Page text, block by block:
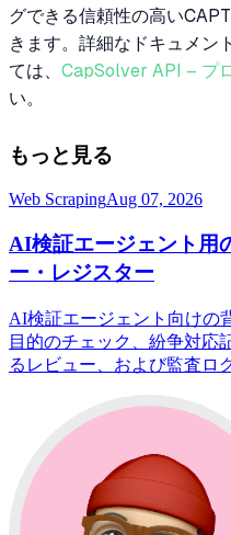
グできる信頼性の高い
きます。詳細なドキュメン
ては、 CapSolver API – プ
い。
もっと見る
Web ScrapingAug 07, 2026
AI検証エージェント用
ー・レジスター
AI検証エージェント向けの
目的のチェック、紛争対応
るレビュー、および監査ロ